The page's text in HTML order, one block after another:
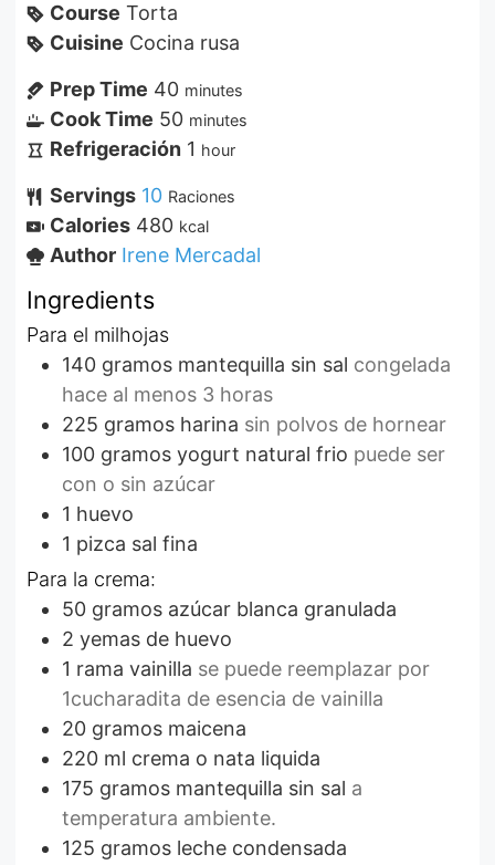
Course Torta
Cuisine Cocina rusa
Prep Time 40 minutes
Cook Time 50 minutes
Refrigeración 1 hour
Servings 10 Raciones
Calories 480 kcal
Author Irene Mercadal
Ingredients
Para el milhojas
140 gramos mantequilla sin sal congelada
hace al menos 3 horas
225 gramos harina sin polvos de hornear
100 gramos yogurt natural frio puede ser
con o sin azúcar
1 huevo
1 pizca sal fina
Para la crema:
50 gramos azúcar blanca granulada
2 yemas de huevo
1 rama vainilla se puede reemplazar por
1cucharadita de esencia de vainilla
20 gramos maicena
220 ml crema o nata liquida
175 gramos mantequilla sin sal a
temperatura ambiente.
125 gramos leche condensada